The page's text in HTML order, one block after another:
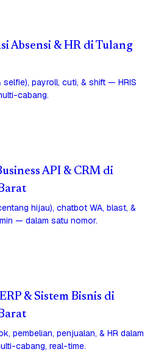
Absensi & HR di Tulang
selfie), payroll, cuti, & shift — HRIS
cabang.
API & CRM di
hijau), chatbot WA, blast, &
— dalam satu nomor.
& Sistem Bisnis di
pembelian, penjualan, & HR dalam
cabang, real-time.